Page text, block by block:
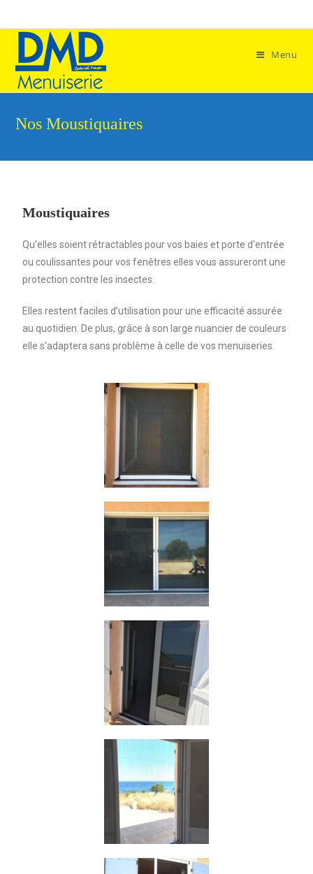
Menu
Nos Moustiquaires
Moustiquaires
Qu’elles soient rétractables pour vos baies et porte d’entrée
ou coulissantes pour vos fenêtres elles vous assureront une
protection contre les insectes.
Elles restent faciles d’utilisation pour une efficacité assurée
au quotidien. De plus, grâce à son large nuancier de couleurs
elle s’adaptera sans problème à celle de vos menuiseries.